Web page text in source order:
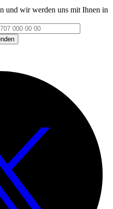
und wir werden uns mit Ihnen in